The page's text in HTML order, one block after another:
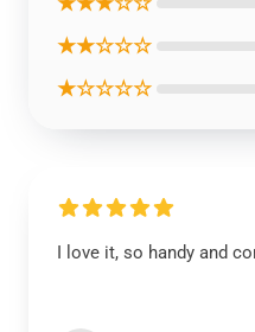
★★☆☆☆
★☆☆☆☆
I love it, so handy and